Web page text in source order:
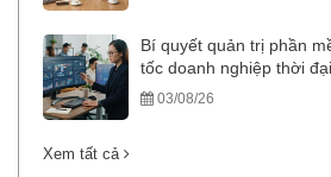
Bí quyết quản trị phần
tốc doanh nghiệp thời
03/08/26
Xem tất cả